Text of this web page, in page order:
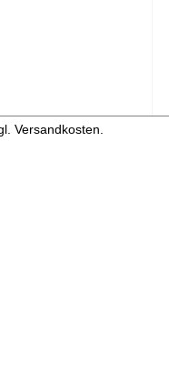
Versandkosten.